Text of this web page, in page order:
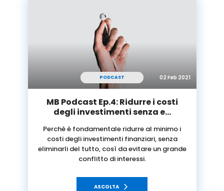
PODCAST 02 Feb 2021
MB Podcast Ep.4: Ridurre i costi
degli investimenti senza e…
Perchè è fondamentale ridurre al minimo i
costi degli investimenti finanziari, senza
eliminarli del tutto, così da evitare un grande
conflitto di interessi.
ASCOLTA